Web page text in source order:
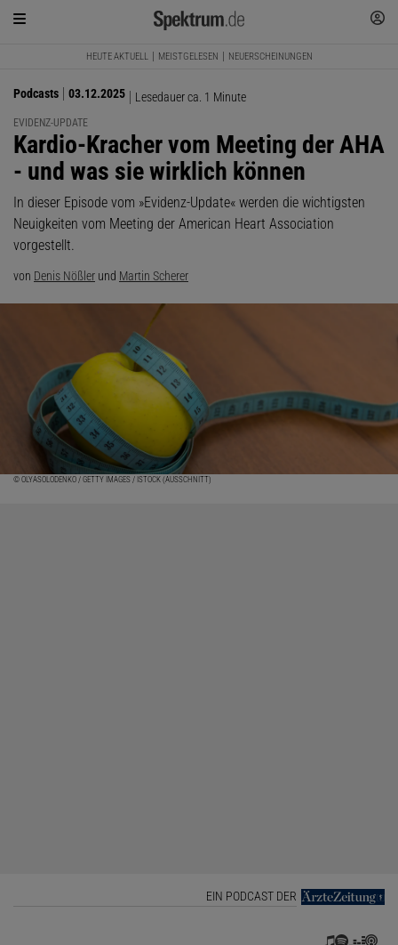
HEUTE AKTUELL MEISTGELESEN NEUERSCHEINUNGEN
Podcasts 03.12.2025 Lesedauer ca. 1 Minute
EVIDENZ-UPDATE
:
Kardio-Kracher vom Meeting der AHA
- und was sie wirklich können
In dieser Episode vom »Evidenz-Update« werden die wichtigsten
Neuigkeiten vom Meeting der American Heart Association
vorgestellt.
von Denis Nößler und Martin Scherer
© OLYASOLODENKO / GETTY IMAGES / ISTOCK (AUSSCHNITT)
EIN PODCAST DER